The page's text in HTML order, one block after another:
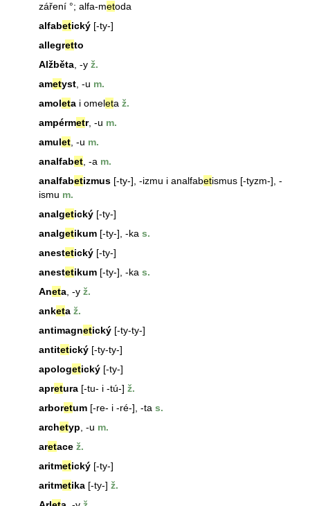
záření °; alfa-metoda
alfabetický [-ty-]
allegretto
Alžběta , -y ž.
ametyst , -u m.
amoleta i omeleta ž.
ampérmetr, -u m.
amulet , -u m.
analfabet , -a m.
analfabetizmus [-ty-], -izmu i analfabetismus [-tyzm-], -
ismu m.
analgetický [-ty-]
analgetikum [-ty-], -ka s.
anestetický [-ty-]
anestetikum [-ty-], -ka s.
Aneta , -y ž.
anketa ž.
antimagnetický [-ty-ty-]
antitetický [-ty-ty-]
apologetický [-ty-]
apretura [-tu- i -tú-] ž.
arboretum [-re- i -ré-], -ta s.
archetyp , -u m.
aretace ž.
aritmetický [-ty-]
aritmetika [-ty-] ž.